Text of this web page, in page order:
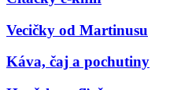
Vecičky od Martinusu
Káva, čaj a pochutiny